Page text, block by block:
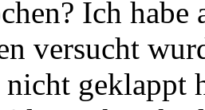
Ich
versucht
nicht geklappt